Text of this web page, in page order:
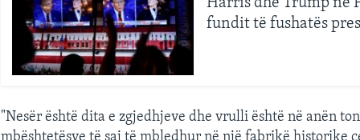
Harris dhe Trump në
fundit të fushatës
"Nesër është dita e zgjedhjeve dhe vrulli është në anën